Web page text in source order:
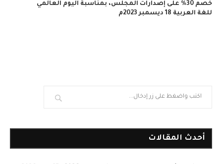
خصم 30% على إصدارات المجلس، بمناسبة اليوم العالمي
للغة العربية 18 ديسمبر 2023م
أحدث المقالات